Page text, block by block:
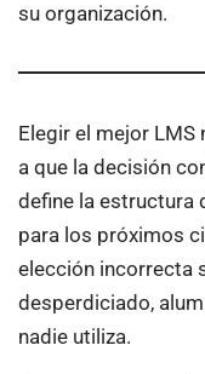
su organización.
Elegir el mejor LMS
a que la decisión
define la estructura
para los próximos
elección incorrecta
desperdiciado,
nadie utiliza.